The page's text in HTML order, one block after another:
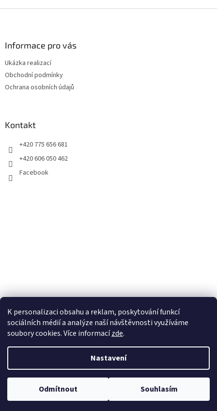
K personalizaci obsahu a reklam, poskytování funkcí
sociálních médií a analýze naší návštěvnosti využíváme
soubory cookies. Více informacízde.
Nastavení
Odmítnout Souhlasím
Informace pro vás
Ukázka realizací
Obchodní podmínky
Ochrana osobních údajů
Kontakt
+420 775 656 681
+420 606 050 462
Facebook
Copyright 2026100pa. Všechna práva vyhrazena.Upravit nastavení